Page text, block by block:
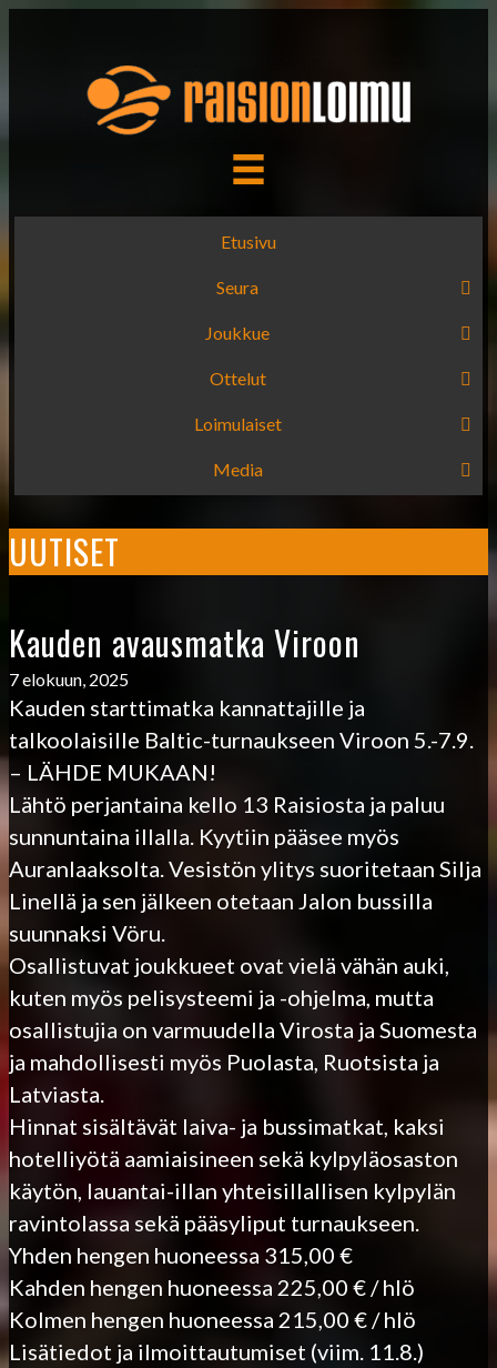
Etusivu
Seura
Joukkue
Ottelut
Loimulaiset
Media
UUTISET
Kauden avausmatka Viroon
7 elokuun, 2025
Kauden starttimatka kannattajille ja
talkoolaisille Baltic-turnaukseen Viroon 5.-7.9.
– LÄHDE MUKAAN!
Lähtö perjantaina kello 13 Raisiosta ja paluu
sunnuntaina illalla. Kyytiin pääsee myös
Auranlaaksolta. Vesistön ylitys suoritetaan Silja
Linellä ja sen jälkeen otetaan Jalon bussilla
suunnaksi Vöru.
Osallistuvat joukkueet ovat vielä vähän auki,
kuten myös pelisysteemi ja -ohjelma, mutta
osallistujia on varmuudella Virosta ja Suomesta
ja mahdollisesti myös Puolasta, Ruotsista ja
Latviasta.
Hinnat sisältävät laiva- ja bussimatkat, kaksi
hotelliyötä aamiaisineen sekä kylpyläosaston
käytön, lauantai-illan yhteisillallisen kylpylän
ravintolassa sekä pääsyliput turnaukseen.
Yhden hengen huoneessa 315,00 €
Kahden hengen huoneessa 225,00 € / hlö
Kolmen hengen huoneessa 215,00 € / hlö
Lisätiedot ja ilmoittautumiset (viim. 11.8.)